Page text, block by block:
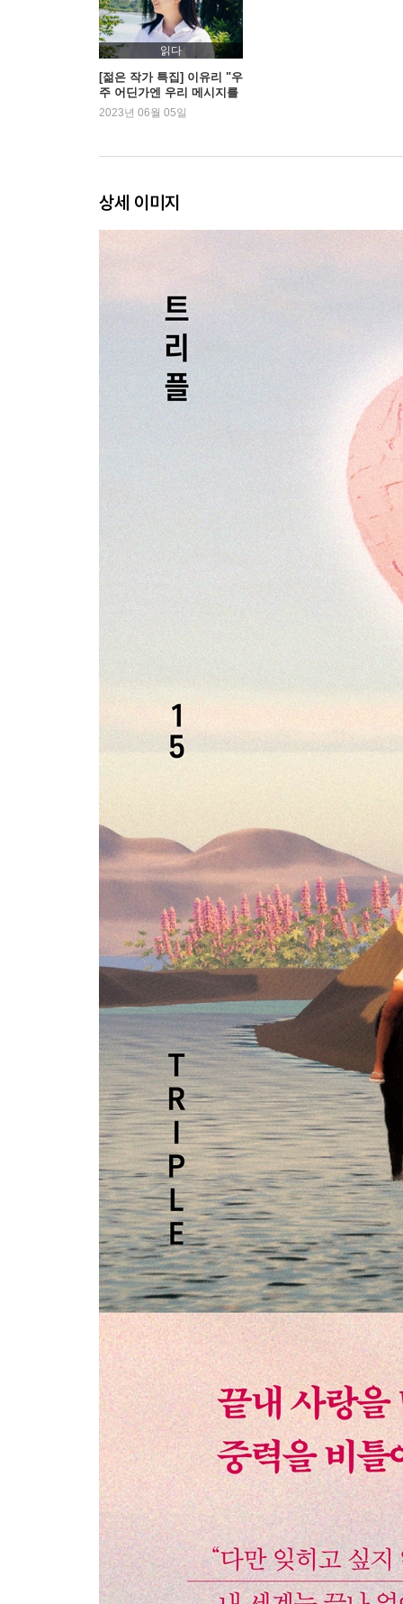
읽다
[젊은 작가 특집] 이유리 "우
주 어딘가엔 우리 메시지를
듣는 사람이 있어요"
2023년 06월 05일
상세 이미지